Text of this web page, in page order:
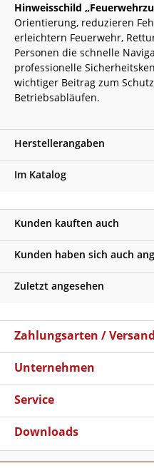
Hinweisschild
Orientierung, reduzieren
erleichtern Feuerwehr,
Personen die schnelle
professionelle
wichtiger Beitrag zum
Betriebsabläufen.
Herstellerangaben
Im Katalog
Kunden kauften auch
Kunden haben sich auch
Zuletzt angesehen
Zahlungsarten /
Unternehmen
Service
Downloads